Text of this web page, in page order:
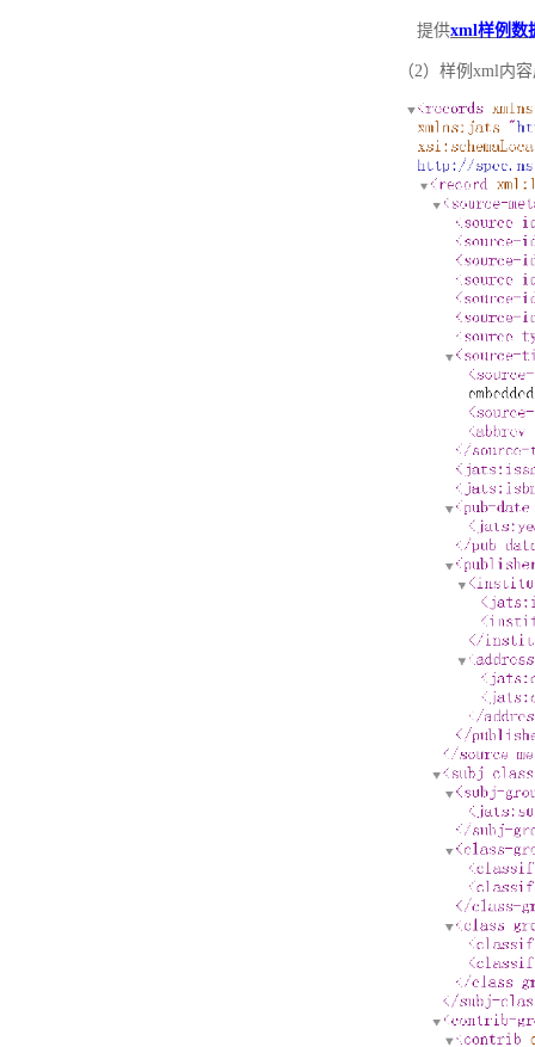
提供xml样例数
（2）样例xml内